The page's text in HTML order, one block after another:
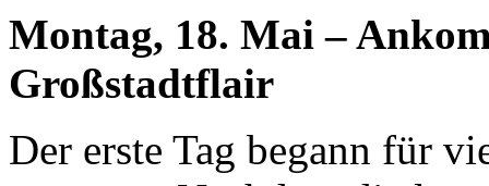
Montag, 18. Mai –
Großstadtflair
Der erste Tag begann für